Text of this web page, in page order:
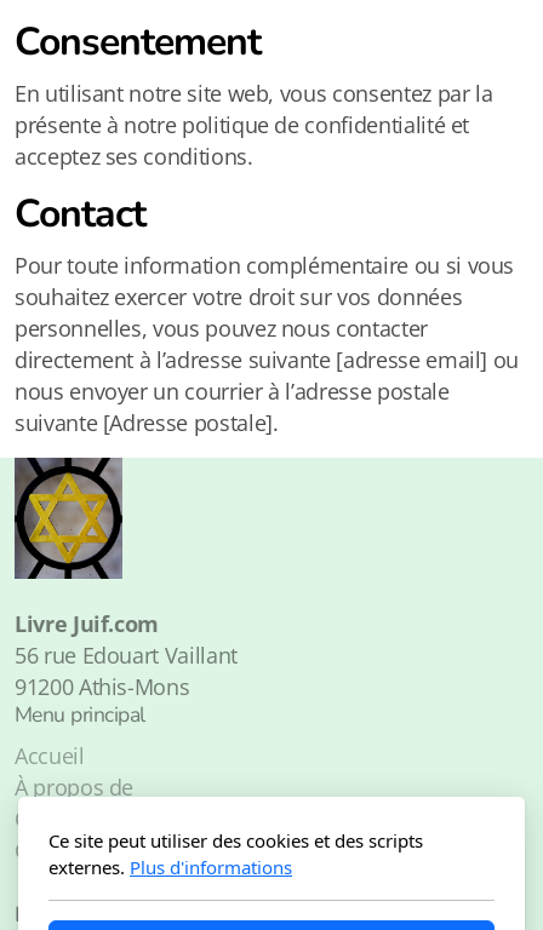
Consentement
En utilisant notre site web, vous consentez par la
présente à notre politique de confidentialité et
acceptez ses conditions.
Contact
Pour toute information complémentaire ou si vous
souhaitez exercer votre droit sur vos données
personnelles, vous pouvez nous contacter
directement à l’adresse suivante [adresse email] ou
nous envoyer un courrier à l’adresse postale
suivante [Adresse postale].
Livre Juif.com
56 rue Edouart Vaillant
91200 Athis-Mons
Menu principal
Accueil
À propos de
Catalogue
Contact
Légal
Ce site peut utiliser des cookies et des scripts
externes. Plus d'informations